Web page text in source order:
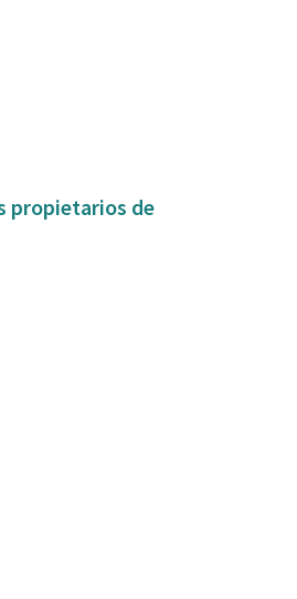
propietarios de